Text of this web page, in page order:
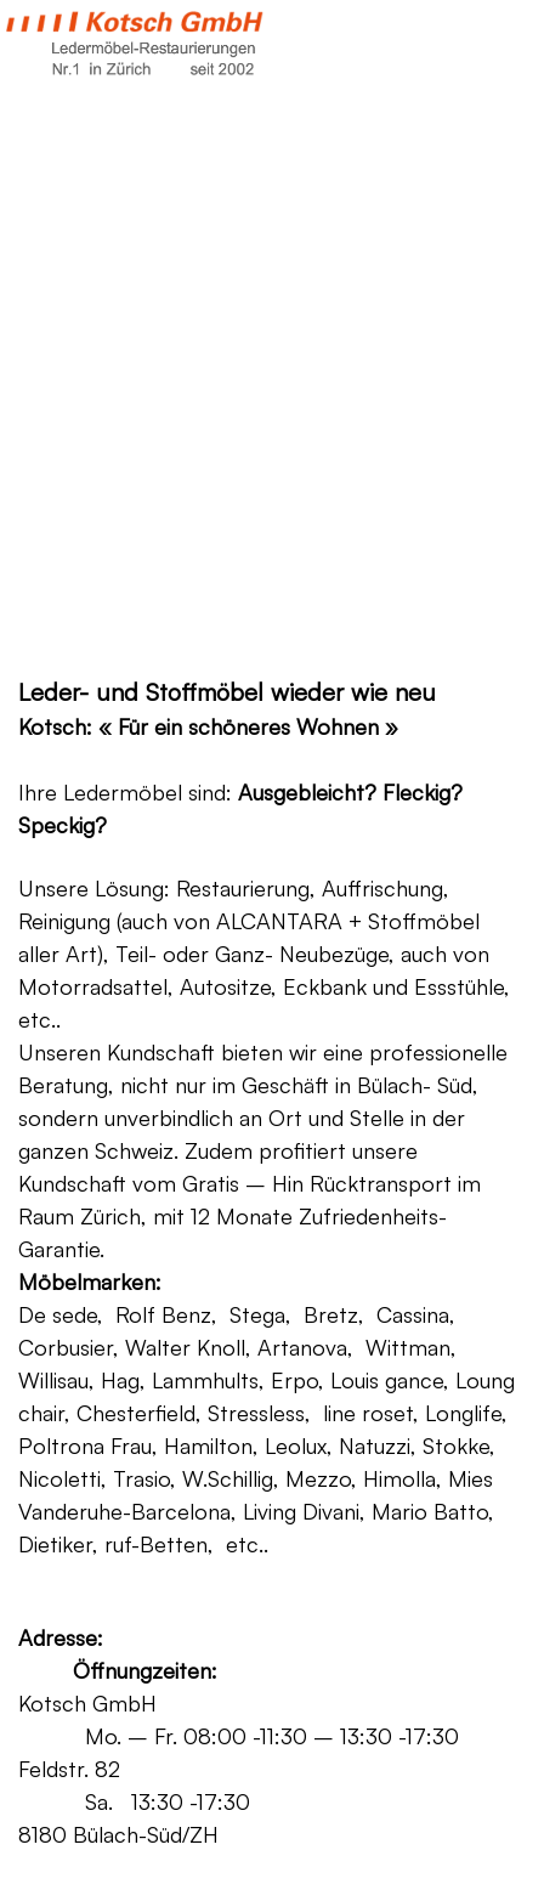
Leder- und Stoffmöbel wieder wie neu
Kotsch: « Für ein schöneres Wohnen »
Ihre Ledermöbel sind: Ausgebleicht? Fleckig?
Speckig?
Unsere Lösung: Restaurierung, Auffrischung,
Reinigung (auch von ALCANTARA + Stoffmöbel
aller Art), Teil- oder Ganz- Neubezüge, auch von
Motorradsattel, Autositze, Eckbank und Essstühle,
etc..
Unseren Kundschaft bieten wir eine professionelle
Beratung, nicht nur im Geschäft in Bülach- Süd,
sondern unverbindlich an Ort und Stelle in der
ganzen Schweiz. Zudem profitiert unsere
Kundschaft vom Gratis – Hin Rücktransport im
Raum Zürich, mit 12 Monate Zufriedenheits-
Garantie.
Möbelmarken:
De sede, Rolf Benz, Stega, Bretz, Cassina,
Corbusier, Walter Knoll, Artanova, Wittman,
Willisau, Hag, Lammhults, Erpo, Louis gance, Loung
chair, Chesterfield, Stressless, line roset, Longlife,
Poltrona Frau, Hamilton, Leolux, Natuzzi, Stokke,
Nicoletti, Trasio, W.Schillig, Mezzo, Himolla, Mies
Vanderuhe-Barcelona, Living Divani, Mario Batto,
Dietiker, ruf-Betten, etc..
Adresse:
Öffnungzeiten:
Kotsch GmbH
Mo. – Fr. 08:00 -11:30 – 13:30 -17:30
Feldstr. 82
Sa. 13:30 -17:30
8180 Bülach-Süd/ZH